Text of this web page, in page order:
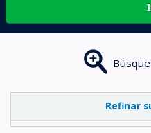
Refinar